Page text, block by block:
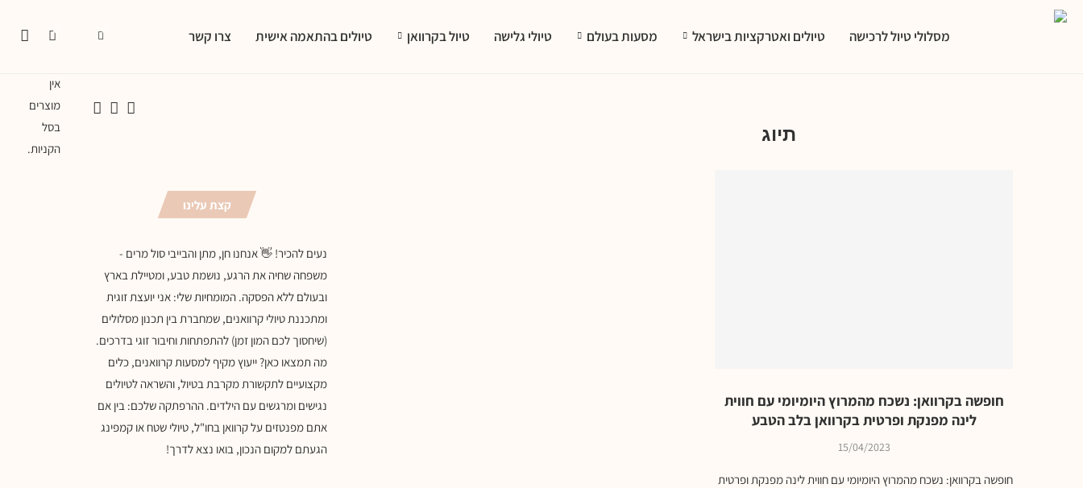
מסלולי טיול לרכישה טיולים ואטרקציות בישראל מסעות בעולם טיולי גלישה טיול בקרוואן טיולים בהתאמה אישית צרו קשר
אין
מוצרים
בסל
הקניות.
תיוג
חופשה בקרוואן: נשכח מהמרוץ היומיומי עם חווית
לינה מפנקת ופרטית בקרוואן בלב הטבע
15/04/2023
חופשה בקרוואן: נשכח מהמרוץ היומיומי עם חווית לינה מפנקת ופרטית
קצת עלינו
נעים להכיר! 👋 אנחנו חן, מתן והבייבי סול מרים -
משפחה שחיה את הרגע, נושמת טבע, ומטיילת בארץ
ובעולם ללא הפסקה. המומחיות שלי: אני יועצת זוגית
ומתכננת טיולי קרוואנים, שמחברת בין תכנון מסלולים
(שיחסוך לכם המון זמן) להתפתחות וחיבור זוגי בדרכים.
מה תמצאו כאן? ייעוץ מקיף למסעות קרוואנים, כלים
מקצועיים לתקשורת מקרבת בטיול, והשראה לטיולים
נגישים ומרגשים עם הילדים. ההרפתקה שלכם: בין אם
אתם מפנטזים על קרוואן בחו"ל, טיולי שטח או קמפינג
הגעתם למקום הנכון, בואו נצא לדרך!